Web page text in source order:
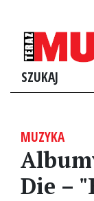
SZUKAJ
MUZYKA
Die –